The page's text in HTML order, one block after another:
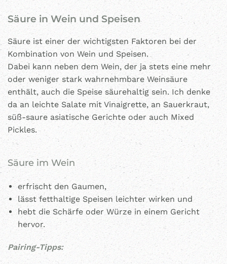
Säure in Wein und Speisen
Säure ist einer der wichtigsten Faktoren bei der
Kombination von Wein und Speisen.
Dabei kann neben dem Wein, der ja stets eine mehr
oder weniger stark wahrnehmbare Weinsäure
enthält, auch die Speise säurehaltig sein. Ich denke
da an leichte Salate mit Vinaigrette, an Sauerkraut,
süß-saure asiatische Gerichte oder auch Mixed
Pickles.
Säure im Wein
erfrischt den Gaumen,
lässt fetthaltige Speisen leichter wirken und
hebt die Schärfe oder Würze in einem Gericht
hervor.
Pairing-Tipps: